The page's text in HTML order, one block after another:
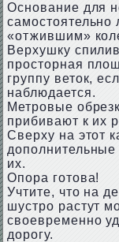
Основание для
самостоятельно
«отжившим»
Верхушку
просторная
группу веток,
наблюдается.
Метровые
прибивают к их
Сверху на этот
их.
Опора готова!
Учтите, что на
шустро растут
своевременно
дорогу.